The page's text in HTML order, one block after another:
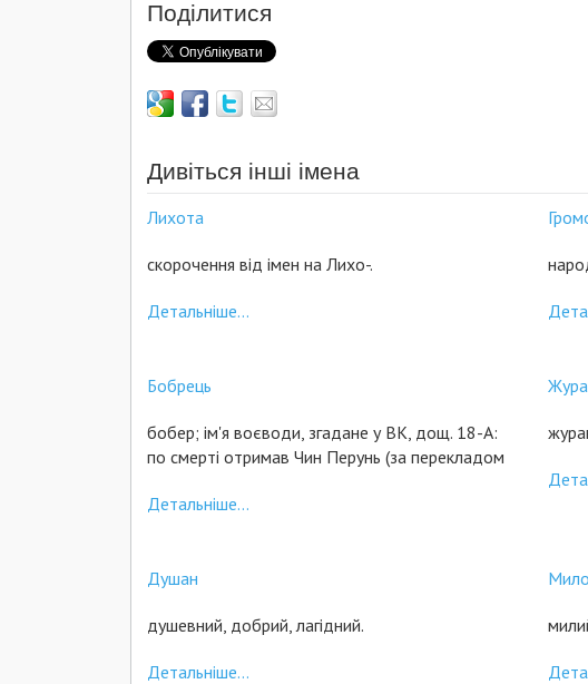
Поділитися
Дивіться інші імена
Лихота
скорочення від імен на Лихо-.
Детальніше...
Бобрець
бобер; ім'я воєводи, згадане у ВК, дощ. 18-А:
по смерті отримав Чин Перунь (за перекладом
Детальніше...
Душан
душевний, добрий, лагідний.
Детальніше...